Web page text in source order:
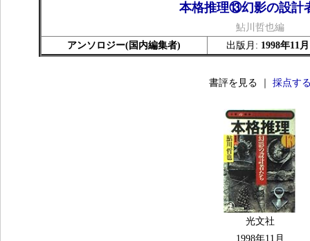
本格推理⑬幻影の設計
鮎川哲也編
アンソロジー(国内編集者)
出版月: 1998年11月
書評を見る ｜ 採点す
光文社
1998年11月